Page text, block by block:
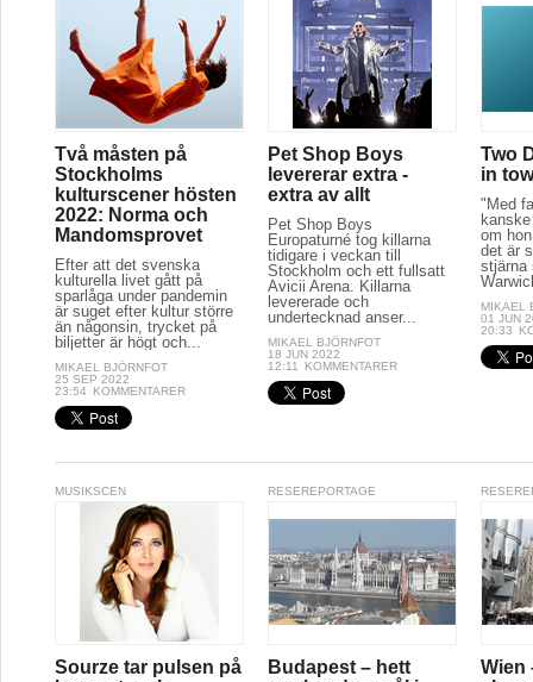
Två måsten på
Stockholms
kulturscener hösten
2022: Norma och
Mandomsprovet
Efter att det svenska
kulturella livet gått på
sparlåga under pandemin
är suget efter kultur större
än någonsin, trycket på
biljetter är högt och...
MIKAEL BJÖRNFOT
25 SEP 2022
23:54
KOMMENTARER
Pet Shop Boys
levererar extra -
extra av allt
Pet Shop Boys
Europaturné tog killarna
tidigare i veckan till
Stockholm och ett fullsatt
Avicii Arena. Killarna
levererade och
undertecknad anser...
MIKAEL BJÖRNFOT
18 JUN 2022
12:11
KOMMENTARER
Two
in
"Med
om
det är
stjärna
MIKAEL
01 JUN
20:33
MUSIKSCEN
Sourze tar pulsen på
RESEREPORTAGE
Budapest – hett
Wien